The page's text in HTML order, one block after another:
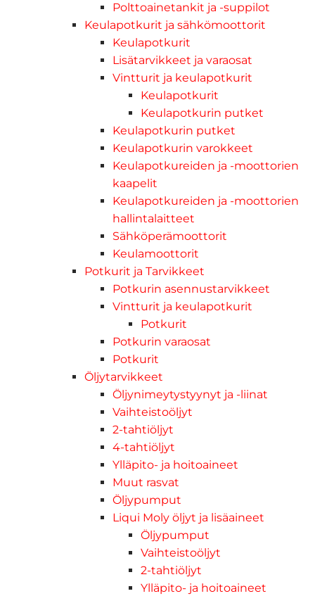
Polttoainetankit ja -suppilot
Keulapotkurit ja sähkömoottorit
Keulapotkurit
Lisätarvikkeet ja varaosat
Vintturit ja keulapotkurit
Keulapotkurit
Keulapotkurin putket
Keulapotkurin putket
Keulapotkurin varokkeet
Keulapotkureiden ja -moottorien
kaapelit
Keulapotkureiden ja -moottorien
hallintalaitteet
Sähköperämoottorit
Keulamoottorit
Potkurit ja Tarvikkeet
Potkurin asennustarvikkeet
Vintturit ja keulapotkurit
Potkurit
Potkurin varaosat
Potkurit
Öljytarvikkeet
Öljynimeytystyynyt ja -liinat
Vaihteistoöljyt
2-tahtiöljyt
4-tahtiöljyt
Ylläpito- ja hoitoaineet
Muut rasvat
Öljypumput
Liqui Moly öljyt ja lisäaineet
Öljypumput
Vaihteistoöljyt
2-tahtiöljyt
Ylläpito- ja hoitoaineet